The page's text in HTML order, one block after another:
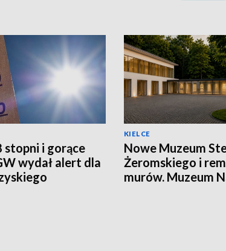
stopni i gorące
wydał alert dla
KIELCE
Nowe Muzeum
Żeromskiego i
murów. Muzeum